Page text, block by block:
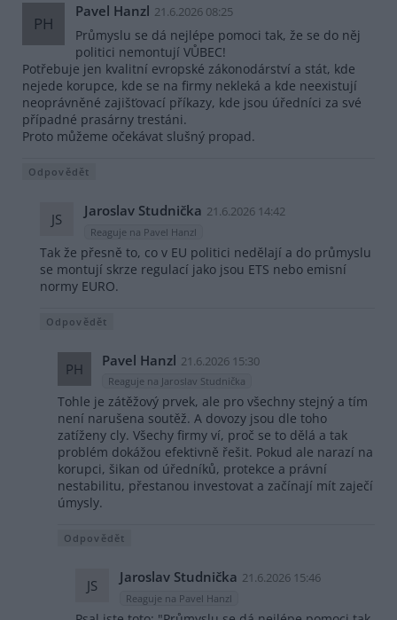
PH
Pavel Hanzl 21.6.2026 08:25
Průmyslu se dá nejlépe pomoci tak, že se do něj
politici nemontují VŮBEC!
Potřebuje jen kvalitní evropské zákonodárství a stát, kde
nejede korupce, kde se na firmy nekleká a kde neexistují
neoprávněné zajišťovací příkazy, kde jsou úředníci za své
případné prasárny trestáni.
Proto můžeme očekávat slušný propad.
Odpovědět
JS Jaroslav Studnička 21.6.2026 14:42
Reaguje na Pavel Hanzl
Tak že přesně to, co v EU politici nedělají a do průmyslu
se montují skrze regulací jako jsou ETS nebo emisní
normy EURO.
Odpovědět
PH Pavel Hanzl 21.6.2026 15:30
Reaguje na Jaroslav Studnička
Tohle je zátěžový prvek, ale pro všechny stejný a tím
není narušena soutěž. A dovozy jsou dle toho
zatíženy cly. Všechy firmy ví, proč se to dělá a tak
problém dokážou efektivně řešit. Pokud ale narazí na
korupci, šikan od úředníků, protekce a právní
nestabilitu, přestanou investovat a začínají mít zaječí
úmysly.
Odpovědět
JS Jaroslav Studnička 21.6.2026 15:46
Reaguje na Pavel Hanzl